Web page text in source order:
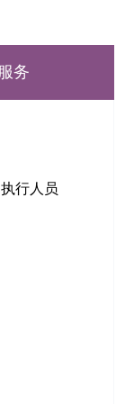
务
行人员